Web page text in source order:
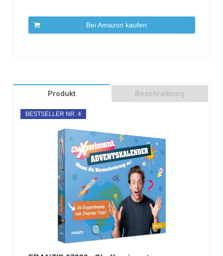
Bei Amazon kaufen
Produkt Beschreibung
BESTSELLER NR. 4